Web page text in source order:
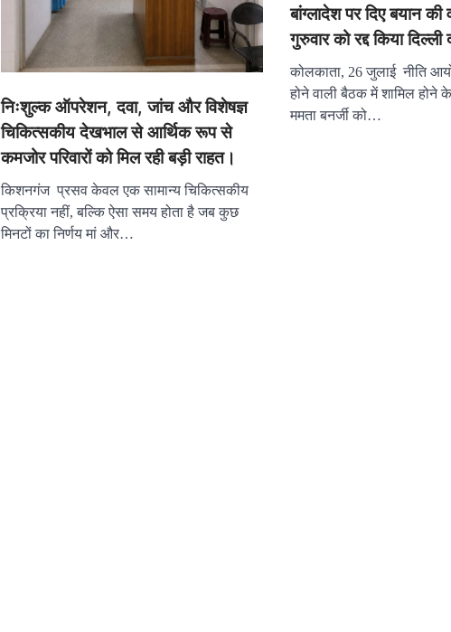
निःशुल्क ऑपरेशन, दवा, जांच और विशेषज्ञ
चिकित्सकीय देखभाल से आर्थिक रूप से
कमजोर परिवारों को मिल रही बड़ी राहत।
किशनगंज प्रसव केवल एक सामान्य चिकित्सकीय
प्रक्रिया नहीं, बल्कि ऐसा समय होता है जब कुछ
मिनटों का निर्णय मां और…
बांग्लादेश पर दिए बयान
गुरुवार को रद्द किया दिल्ली
कोलकाता, 26 जुलाई नीति
होने वाली बैठक में शामिल होने
ममता बनर्जी को…